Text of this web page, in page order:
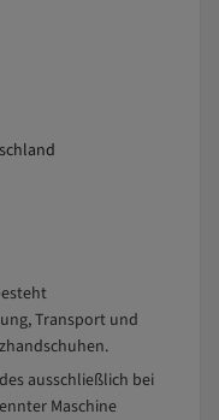
Transport und
ausschließlich bei
Maschine